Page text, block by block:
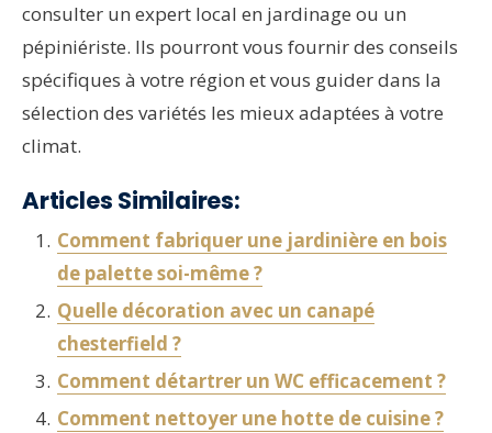
consulter un expert local en jardinage ou un
pépiniériste. Ils pourront vous fournir des conseils
spécifiques à votre région et vous guider dans la
sélection des variétés les mieux adaptées à votre
climat.
Articles Similaires:
Comment fabriquer une jardinière en bois
de palette soi-même ?
Quelle décoration avec un canapé
chesterfield ?
Comment détartrer un WC efficacement ?
Comment nettoyer une hotte de cuisine ?